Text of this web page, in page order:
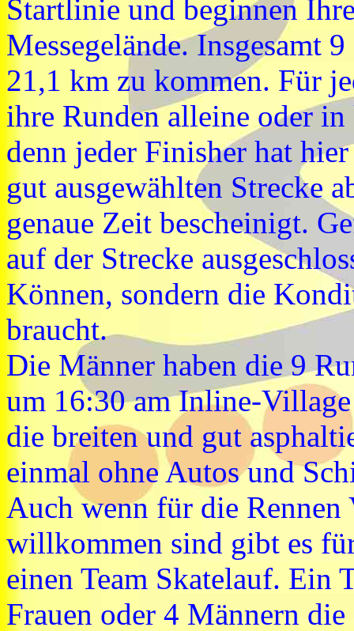
Startlinie und beginnen
Messegelände. Insgesamt
21,1 km zu kommen. Für
ihre Runden alleine oder
denn jeder Finisher hat
gut ausgewählten Strecke
genaue Zeit bescheinigt.
auf der Strecke
Können, sondern die
braucht.
Die Männer haben die 9
um 16:30 am Inline-
die breiten und gut
einmal ohne Autos und
Auch wenn für die Rennen
willkommen sind gibt es
einen Team Skatelauf. Ein
Frauen oder 4 Männern